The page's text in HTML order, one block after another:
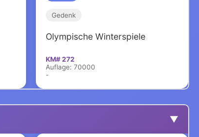
Gedenk
Olympische Winterspiele
KM# 272
Auflage: 70000
-
▼